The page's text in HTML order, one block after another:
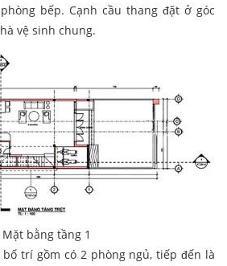
bếp. Cạnh cầu thang đặt ở góc
vệ sinh chung.
Mặt bằng tầng 1
trí gồm có 2 phòng ngủ, tiếp đến là